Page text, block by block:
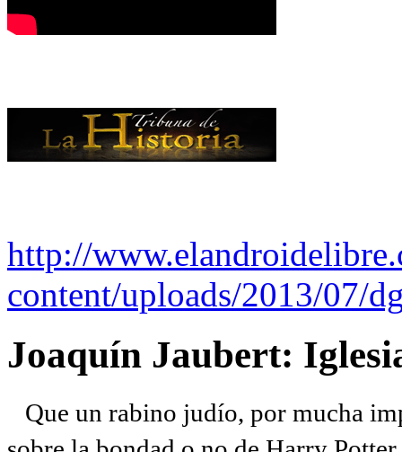
http://
content/uploads/2013/07/
Joaquín Jaubert:
Que un rabino judío, por mucha